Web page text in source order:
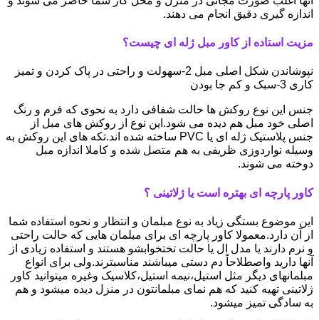
اندازه گیری دقیق انجام می دهند.
مزیت استاده از کاور مبل ژله ای چیست؟
نپوشاندن شکل اصلی مبل 2-سهولت و راحتی در پاک کردن و تمیز
کاری 3-سبک و کم جا بودن
جنس این نوع روکش ها حالت شفافی دارد به نحوی که فرم و رنگ
اصلی خود مبل هم دیده می شود.این نوع از روکش های مبل از
جنس پلاستیک ژله ای یا PVC ساخته شده اند.تکه های این روکش به
وسیله نواردوزی ظریفی به هم متصل شده و کاملا اندازه مبل
دوخته می شوند.
کاور پارچه ای بهتره است یا ژلاتینی ؟
این موضوع بستگی زیاد به نوع مبلمان و انتظار و نحوه استفاده شما
از آن دارد.معمولا کاور پارچه ای برای مبلمان هایی که حالت راحتی
و نرم دارند یا مدل ال یا حالت تختخوابشو هستند و استفاده زیادی از
آنها دارید واصطلاحاً دم دستی میباشند مناسبترند.ولی برای انواع
مبلمانهای دیگر مثل استیل،نیمه استیل،کلاسیک وغیره میتوانید کاور
ژلاتینی تهیه کنید که هم نمای مبلمانتون در منزل دیده میشود و هم
به سادگی تمیز میشود.